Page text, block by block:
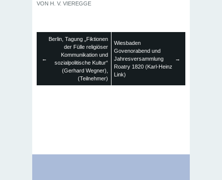
VON H. V. VIEREGGE
←
Berlin, Tagung „Fiktionen
der Fülle religiöser
Kommunikation und
sozialpolitische Kultur“
(Gerhard Wegner),
(Teilnehmer)
Wiesbaden
Govenorabend und
Jahresversammlung
Roatry 1820 (Karl-Heinz
Link)
→